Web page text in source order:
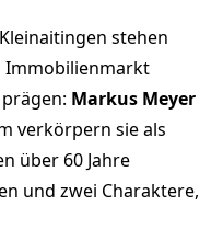
stehen
Immobilienmarkt
Markus Meyer
verkörpern sie als
über 60 Jahre
und zwei Charaktere,